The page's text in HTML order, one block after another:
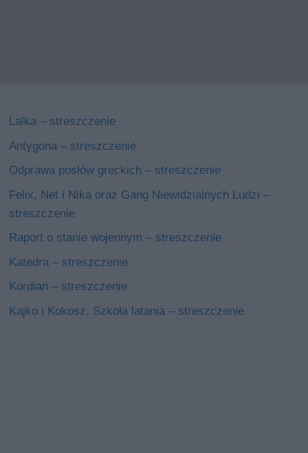
Lalka – streszczenie
Antygona – streszczenie
Odprawa posłów greckich – streszczenie
Felix, Net i Nika oraz Gang Niewidzialnych Ludzi –
streszczenie
Raport o stanie wojennym – streszczenie
Katedra – streszczenie
Kordian – streszczenie
Kajko i Kokosz. Szkoła latania – streszczenie